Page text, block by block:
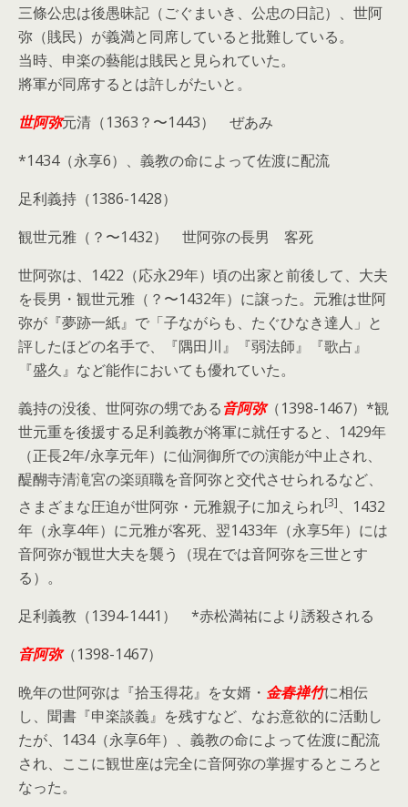
三條公忠は後愚昧記（ごぐまいき、公忠の日記）、世阿
弥（賎民）が義満と同席していると批難している。
当時、申楽の藝能は賎民と見られていた。
將軍が同席するとは許しがたいと。
世阿弥元清（1363？〜1443） ぜあみ
*1434（永享6）、義教の命によって佐渡に配流
足利義持（1386-1428）
観世元雅（？〜1432） 世阿弥の長男 客死
世阿弥は、1422（応永29年）頃の出家と前後して、大夫
を長男・観世元雅（？〜1432年）に譲った。元雅は世阿
弥が『夢跡一紙』で「子ながらも、たぐひなき達人」と
評したほどの名手で、『隅田川』『弱法師』『歌占』
『盛久』など能作においても優れていた。
義持の没後、世阿弥の甥である音阿弥（1398-1467）*観
世元重を後援する足利義教が将軍に就任すると、1429年
（正長2年/永享元年）に仙洞御所での演能が中止され、
醍醐寺清滝宮の楽頭職を音阿弥と交代させられるなど、
さまざまな圧迫が世阿弥・元雅親子に加えられ[3]、1432
年（永享4年）に元雅が客死、翌1433年（永享5年）には
音阿弥が観世大夫を襲う（現在では音阿弥を三世とす
る）。
足利義教（1394-1441） *赤松満祐により誘殺される
音阿弥（1398-1467）
晩年の世阿弥は『拾玉得花』を女婿・ 金春禅竹に相伝
し、聞書『申楽談義』を残すなど、なお意欲的に活動し
たが、1434（永享6年）、義教の命によって佐渡に配流
され、ここに観世座は完全に音阿弥の掌握するところと
なった。